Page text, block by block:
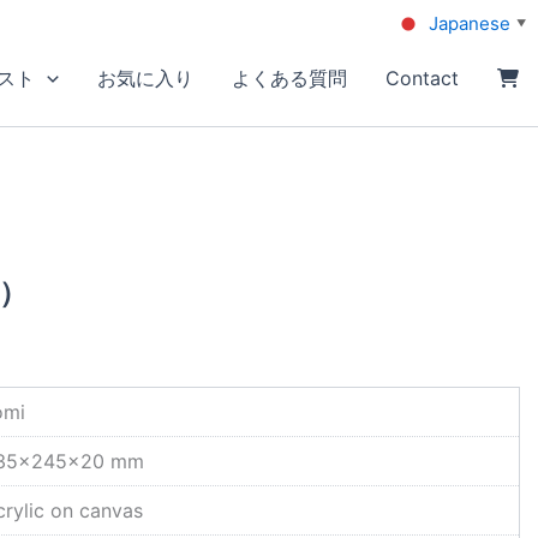
ト お気に入り よくある質問 Contact
mm
on canvas
Japanese ▼